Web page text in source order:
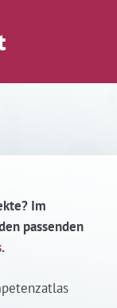
Im
passenden
.